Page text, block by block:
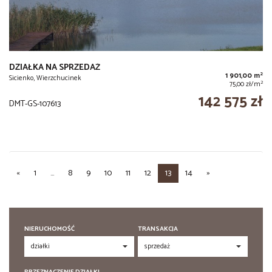
DZIAŁKA NA SPRZEDAŻ
Sicienko, Wierzchucinek 1 901,00 m2
75,00 zł/m2
DMT-GS-107613 142 575 zł
« 1 ... 8 9 10 11 12 13 14 »
NIERUCHOMOŚĆ TRANSAKCJA